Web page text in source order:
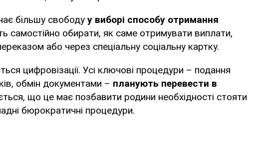
більшу свободу у виборі способу отримання
самостійно обирати, як саме отримувати виплати,
або через спеціальну соціальну картку.
цифровізації. Усі ключові процедури – подання
обмін документами – планують перевести в
що це має позбавити родини необхідності стояти
бюрократичні процедури.